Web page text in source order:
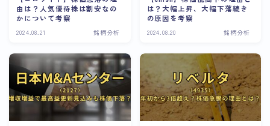
由は？人気優待株は割安なの
かについて考察
2024.08.21 銘柄分析
は？大幅上昇、大幅下落続き
の原因を考察
2024.08.20 銘柄分析